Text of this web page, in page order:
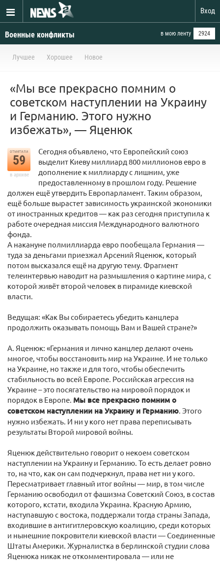
Вход
Военные конфликты в мою ленту 2924
Лучшее Хорошее Новое
«Мы все прекрасно помним о
советском наступлении на Украину
и Германию. Этого нужно
избежать», — Яценюк
отметили
59
в архиве
Сегодня объявлено, что Европейский союз
выделит Киеву миллиард 800 миллионов евро в
дополнение к миллиарду с лишним, уже
предоставленному в прошлом году. Решение
должен ещё утвердить Европарламент. Таким образом,
ещё больше вырастет зависимость украинской экономики
от иностранных кредитов — как раз сегодня приступила к
работе очередная миссия Международного валютного
фонда.
А накануне полмиллиарда евро пообещала Германия —
туда за деньгами приезжал Арсений Яценюк, который
потом высказался ещё на другую тему. Фрагмент
телеинтервью наводит на размышления о картине мира, с
которой живёт второй человек в пирамиде киевской
власти.
Ведущая: «Как Вы собираетесь убедить канцлера
продолжить оказывать помощь Вам и Вашей стране?»
А. Яценюк: «Германия и лично канцлер делают очень
многое, чтобы восстановить мир на Украине. И не только
на Украине, но также и для того, чтобы обеспечить
стабильность во всей Европе. Российская агрессия на
Украине – это посягательство на мировой порядок и
порядок в Европе. Мы все прекрасно помним о
советском наступлении на Украину и Германию. Этого
нужно избежать. И ни у кого нет права переписывать
результаты Второй мировой войны.
Яценюк действительно говорит о некоем советском
наступлении на Украину и Германию. То есть делает ровно
то, на что, как он сам подчеркнул, права нет ни у кого.
Пересматривает главный итог войны — мир, в том числе
Германию освободил от фашизма Советский Союз, в состав
которого, кстати, входила Украина. Красную Армию,
наступавшую с востока, поддержали тогда страны Запада,
входившие в антигитлеровскую коалицию, среди которых
и нынешние покровители киевской власти — Соединенные
Штаты Америки. Журналистка в берлинской студии слова
Яценюка никак не откомментировала — или не